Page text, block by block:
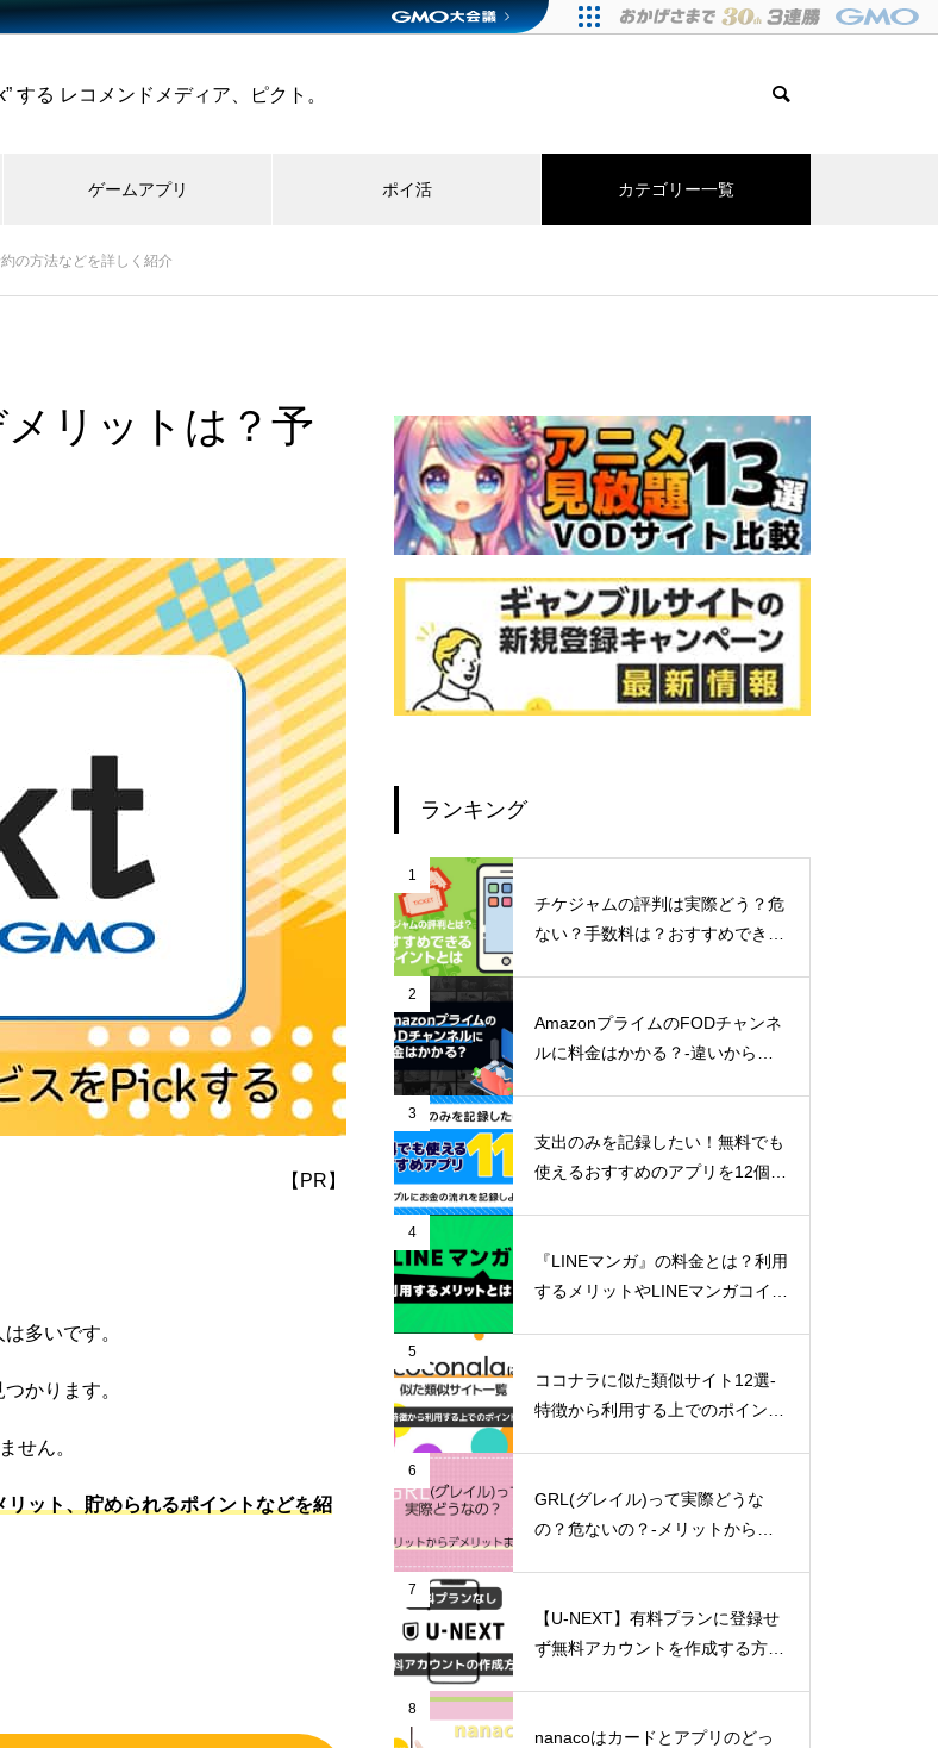
する レコメンドメディア、ピクト。
ゲームアプリ ポイ活 カテゴリー一覧
の方法などを詳しく紹介
リットは？予
【PR】
多いです。
かります。
せん。
ット、貯められるポイントなどを紹
ランキング
1
チケジャムの評判は実際どう？危
ない？手数料は？おすすめできる
2
AmazonプライムのFODチャンネ
ルに料金はかかる？-違いからメ
3
支出のみを記録したい！無料でも
使えるおすすめのアプリを12個ご
4
『LINEマンガ』の料金とは？利用
するメリットやLINEマンガコイン
5
ココナラに似た類似サイト12選-
特徴から利用する上でのポイン
6
GRL(グレイル)って実際どうな
の？危ないの？-メリットからデ
7
【U-NEXT】有料プランに登録せ
ず無料アカウントを作成する方法
8
nanacoはカードとアプリのどっ